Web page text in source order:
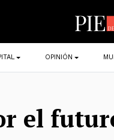
OPINIÓN
el